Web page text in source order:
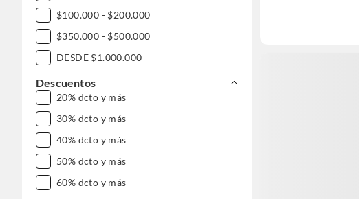
$100.000 - $200.000
$350.000 - $500.000
DESDE $1.000.000
Descuentos
20% dcto y más
30% dcto y más
40% dcto y más
50% dcto y más
60% dcto y más